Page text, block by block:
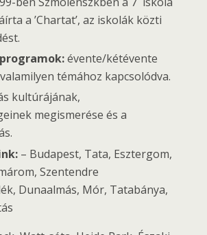
a ’Chartat’, az iskolák közti
évente/kétévente
témához kapcsolódva.
kultúrájának,
megismerése és a
– Budapest, Tata, Esztergom,
Szentendre
Dunaalmás, Mór, Tatabánya,